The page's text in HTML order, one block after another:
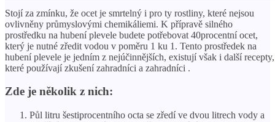
Stojí za zmínku, že ocet je smrtelný i pro ty rostliny, které nejsou
ovlivněny průmyslovými chemikáliemi. K přípravě silného
prostředku na hubení plevele budete potřebovat 40procentní ocet,
který je nutné zředit vodou v poměru 1 ku 1. Tento prostředek na
hubení plevele je jedním z nejúčinnějších, existují však i další recepty,
které používají zkušení zahradníci a zahradníci .
Zde je několik z nich:
Půl litru šestiprocentního octa se zředí ve dvou litrech vody a